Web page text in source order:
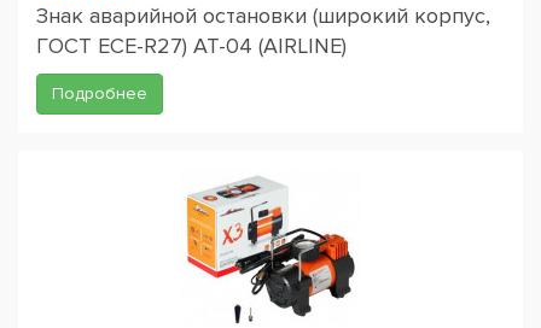
Знак аварийной остановки (широкий корпус,
ГОСТ ЕСЕ-R27) AT-04 (AIRLINE)
Подробнее